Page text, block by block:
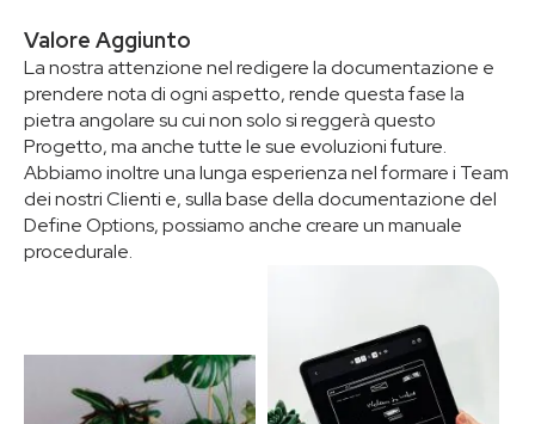
Valore Aggiunto
La nostra attenzione nel redigere la documentazione e
prendere nota di ogni aspetto, rende questa fase la
pietra angolare su cui non solo si reggerà questo
Progetto, ma anche tutte le sue evoluzioni future.
Abbiamo inoltre una lunga esperienza nel formare i Team
dei nostri Clienti e, sulla base della documentazione del
Define Options, possiamo anche creare un manuale
procedurale.